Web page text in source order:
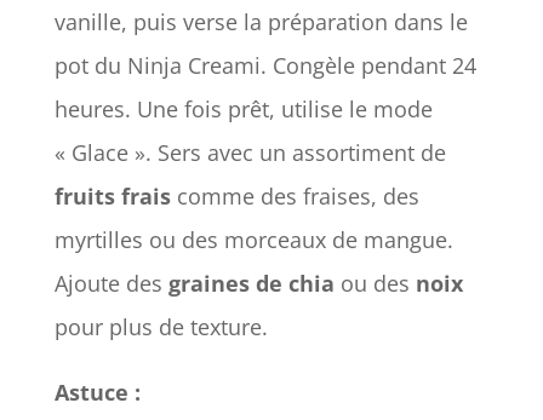
vanille, puis verse la préparation dans le
pot du Ninja Creami. Congèle pendant 24
heures. Une fois prêt, utilise le mode
« Glace ». Sers avec un assortiment de
fruits fraiscomme des fraises, des
myrtilles ou des morceaux de mangue.
Ajoute des graines de chia ou des noix
pour plus de texture.
Astuce :